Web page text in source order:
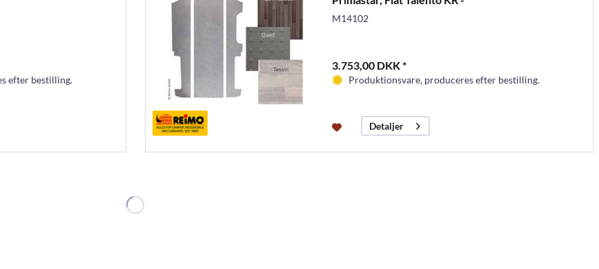
efter bestilling.
M14102
3.753,00 DKK *
Produktionsvare, produceres efter bestilling.
Detaljer